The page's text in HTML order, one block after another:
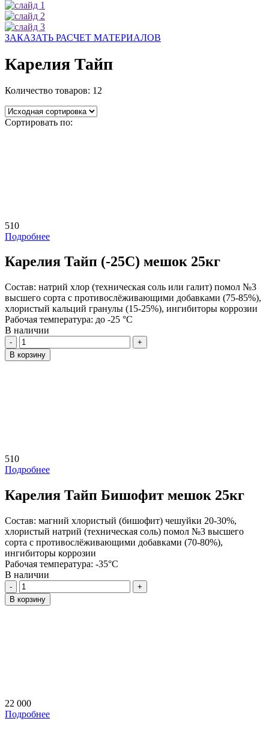
ЗАКАЗАТЬ РАСЧЕТ МАТЕРИАЛОВ
Карелия Тайп
Количество товаров: 12
Сортировать по:
510
Подробнее
Карелия Тайп (-25C) мешок 25кг
Состав: натрий хлор (техническая соль или галит) помол №3
высшего сорта с противослёживающими добавками (75-85%),
хлористый кальций гранулы (15-25%), ингибиторы коррозии
Рабочая температура: до -25 °C
В наличии
Количество
В корзину
510
Подробнее
Карелия Тайп Бишофит мешок 25кг
Состав: магний хлористый (бишофит) чешуйки 20-30%,
хлористый натрий (техническая соль) помол №3 высшего
сорта с противослёживающими добавками (70-80%),
ингибиторы коррозии
Рабочая температура: -35°C
В наличии
Количество
В корзину
22 000
Подробнее